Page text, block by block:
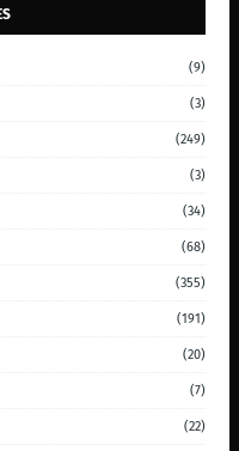
(9)
(3)
(249)
(3)
(34)
(68)
(355)
(191)
(20)
(7)
(22)